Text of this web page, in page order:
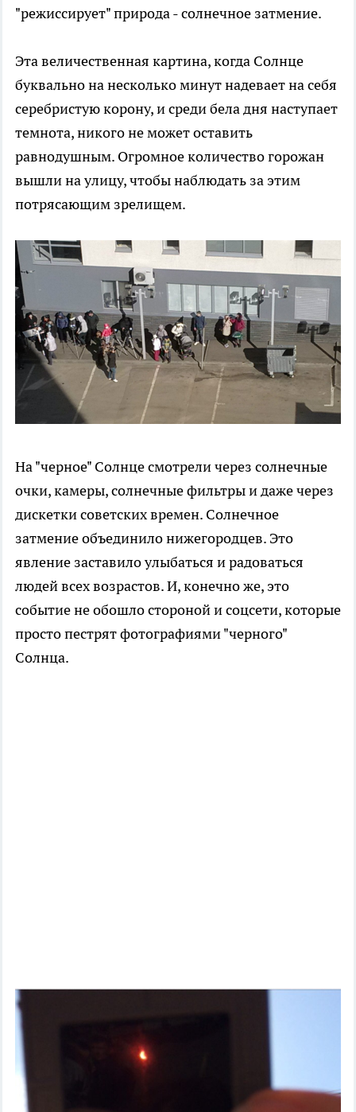
"режиссирует" природа - солнечное затмение.
Эта величественная картина, когда Солнце
буквально на несколько минут надевает на себя
серебристую корону, и среди бела дня наступает
темнота, никого не может оставить
равнодушным. Огромное количество горожан
вышли на улицу, чтобы наблюдать за этим
потрясающим зрелищем.
На "черное" Солнце смотрели через солнечные
очки, камеры, солнечные фильтры и даже через
дискетки советских времен. Солнечное
затмение объединило нижегородцев. Это
явление заставило улыбаться и радоваться
людей всех возрастов. И, конечно же, это
событие не обошло стороной и соцсети, которые
просто пестрят фотографиями "черного"
Солнца.